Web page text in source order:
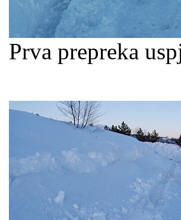
Prva prepreka